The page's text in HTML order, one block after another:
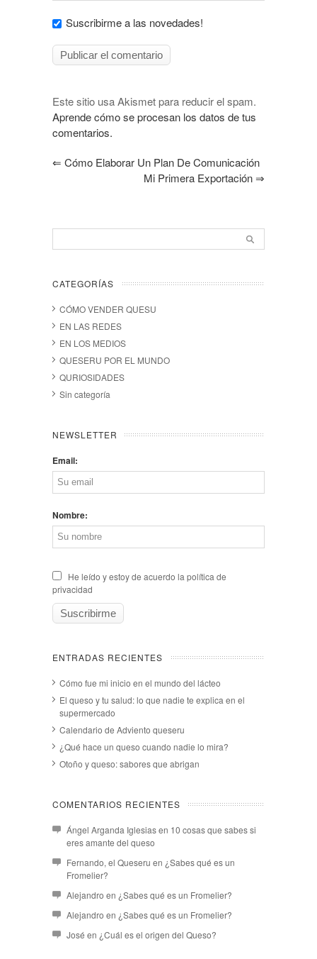
Suscribirme a las novedades!
Este sitio usa Akismet para reducir el spam.
Aprende cómo se procesan los datos de tus
comentarios.
⇐ Cómo Elaborar Un Plan De Comunicación
Mi Primera Exportación⇒
CATEGORÍAS
CÓMO VENDER QUESU
EN LAS REDES
EN LOS MEDIOS
QUESERU POR EL MUNDO
QURIOSIDADES
Sin categoría
NEWSLETTER
Email:
Nombre:
He leído y estoy de acuerdo la política de
privacidad
ENTRADAS RECIENTES
Cómo fue mi inicio en el mundo del lácteo
El queso y tu salud: lo que nadie te explica en el
supermercado
Calendario de Adviento queseru
¿Qué hace un queso cuando nadie lo mira?
Otoño y queso: sabores que abrigan
COMENTARIOS RECIENTES
Ángel Arganda Iglesiasen 10 cosas que sabes si
eres amante del queso
Fernando, el Queseru en ¿Sabes qué es un
Fromelier?
Alejandro en ¿Sabes qué es un Fromelier?
Alejandro en ¿Sabes qué es un Fromelier?
José en ¿Cuál es el origen del Queso?